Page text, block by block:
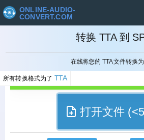
ONLINE-AUDIO-
CONVERT.COM
转换 TTA 到
在线将您的 TTA 文件转换
所有转换格式为了 TTA
取消
打开文件